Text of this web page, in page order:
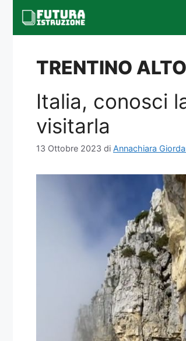
contenuto
TRENTINO
Italia, conosci
visitarla
13 Ottobre 2023 di Annachiara